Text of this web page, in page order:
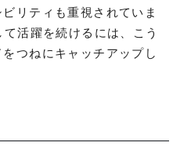
リティも重視されていま
活躍を続けるには、こう
つねにキャッチアップし